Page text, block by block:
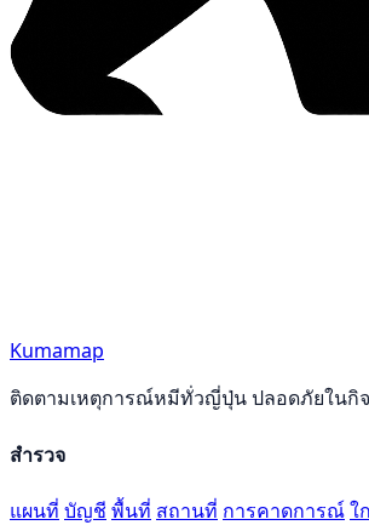
Kumamap
ติดตามเหตุการณ์หมีทั่วญี่ปุ่น ปลอดภัยในกิ
สำรวจ
แผนที่ บัญชี พื้นที่ สถานที่ การคาดการณ์ใ